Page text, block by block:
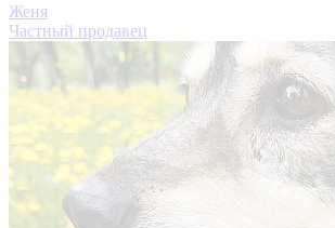
Женя
Частный продавец